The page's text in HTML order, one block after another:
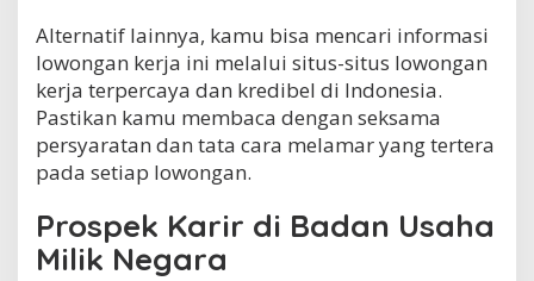
Alternatif lainnya, kamu bisa mencari informasi
lowongan kerja ini melalui situs-situs lowongan
kerja terpercaya dan kredibel di Indonesia.
Pastikan kamu membaca dengan seksama
persyaratan dan tata cara melamar yang tertera
pada setiap lowongan.
Prospek Karir di Badan Usaha
Milik Negara